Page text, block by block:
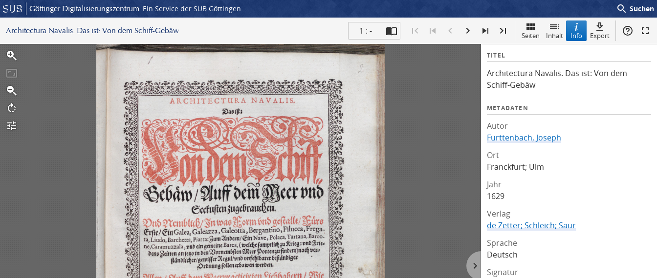
Göttinger Digitalisierungszentrum Ein Service der SUB Göttingen search Suchen
Architectura Navalis. Das ist: Von dem Schiff-Gebäw 1 : - Seiten Inhalt Info Export
I
f
o
TITEL
Architectura Navalis. Das ist: Von dem
Schiff-Gebäw
METADATEN
Autor
Furttenbach, Joseph
Ort
Franckfurt; Ulm
Jahr
1629
Verlag
de Zetter; Schleich; Saur
Sprache
Deutsch
Signatur